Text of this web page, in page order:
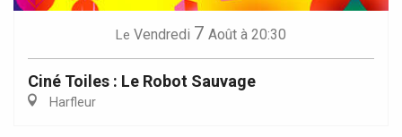
Le Vendredi 7 Août à 20:30
Ciné Toiles : Le Robot Sauvage
Harfleur